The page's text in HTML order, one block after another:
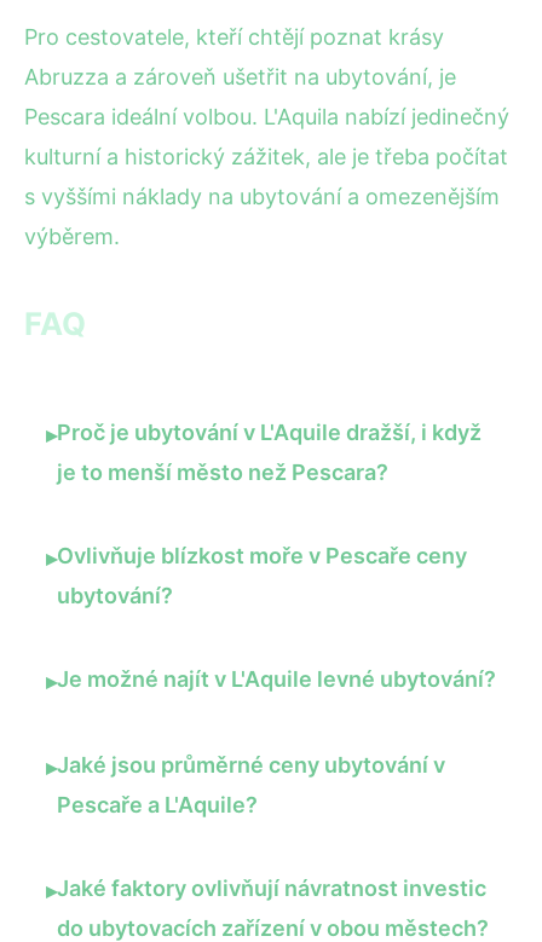
Pro cestovatele, kteří chtějí poznat krásy
Abruzza a zároveň ušetřit na ubytování, je
Pescara ideální volbou. L'Aquila nabízí jedinečný
kulturní a historický zážitek, ale je třeba počítat
s vyššími náklady na ubytování a omezenějším
výběrem.
FAQ
▸Proč je ubytování v L'Aquile dražší, i když
je to menší město než Pescara?
▸Ovlivňuje blízkost moře v Pescaře ceny
ubytování?
▸Je možné najít v L'Aquile levné ubytování?
▸Jaké jsou průměrné ceny ubytování v
Pescaře a L'Aquile?
▸Jaké faktory ovlivňují návratnost investic
do ubytovacích zařízení v obou městech?